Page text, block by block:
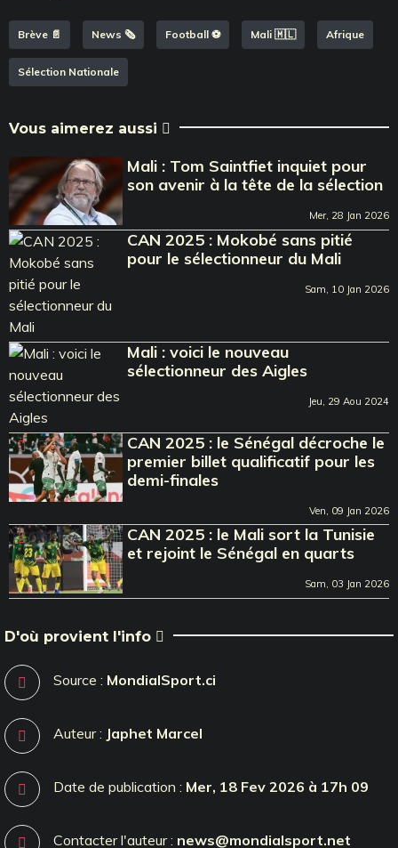
Brève 📄 News 🗞️ Football ⚽️ Mali 🇲🇱 Afrique
Sélection Nationale
Vous aimerez aussi
Mali : Tom Saintfiet inquiet pour
son avenir à la tête de la sélection
Mer, 28 Jan 2026
CAN 2025 : Mokobé sans pitié
pour le sélectionneur du Mali
Sam, 10 Jan 2026
Mali : voici le nouveau
sélectionneur des Aigles
Jeu, 29 Aou 2024
CAN 2025 : le Sénégal décroche le
premier billet qualificatif pour les
demi-finales
Ven, 09 Jan 2026
CAN 2025 : le Mali sort la Tunisie
et rejoint le Sénégal en quarts
Sam, 03 Jan 2026
D'où provient l'info
Source : MondialSport.ci
Auteur : Japhet Marcel
Date de publication : Mer, 18 Fev 2026 à 17h 09
Contacter l'auteur : news@mondialsport.net